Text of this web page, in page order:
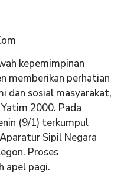
kepemimpinan
memberikan perhatian
dan sosial masyarakat,
2000. Pada
(9/1) terkumpul
Sipil Negara
Proses
apel pagi.